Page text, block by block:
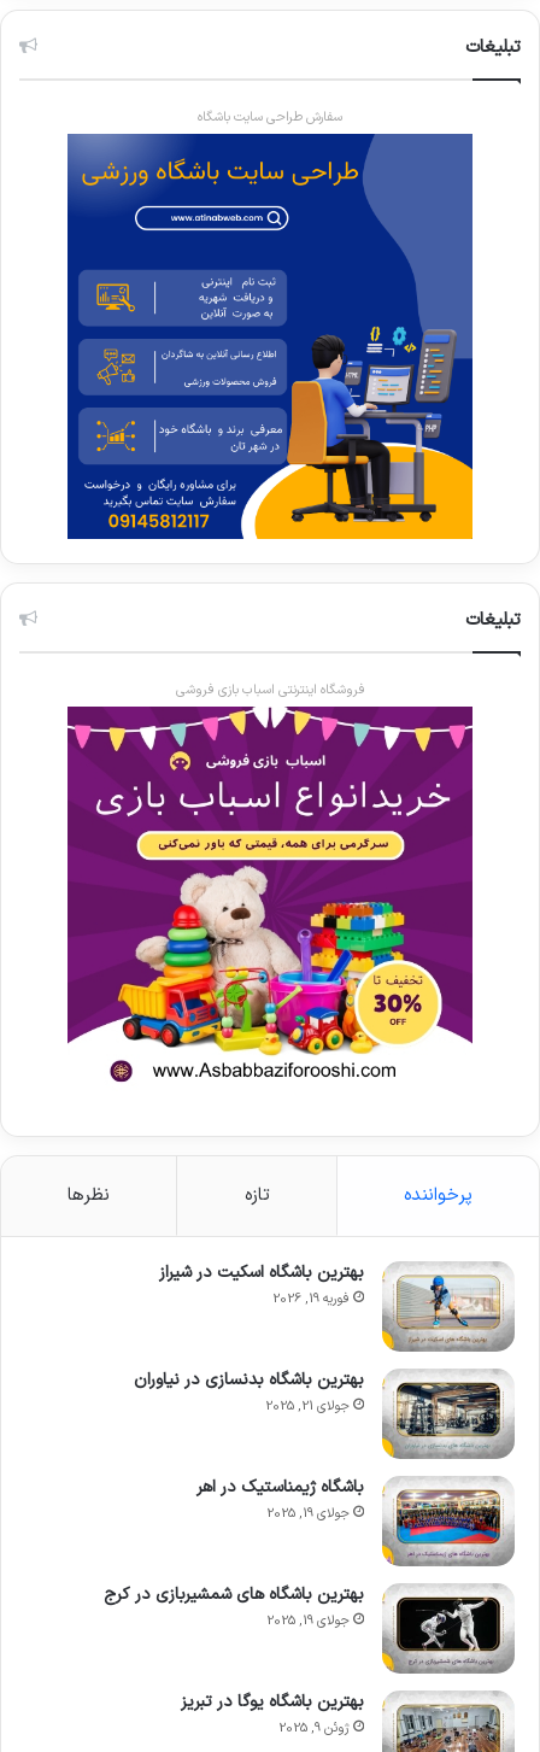
تبلیغات
سفارش طراحی سایت باشگاه
تبلیغات
فروشگاه اینترنتی اسباب بازی فروشی
پرخواننده تازه نظرها
بهترین باشگاه اسکیت در شیراز
فوریه 19, 2026
بهترین باشگاه بدنسازی در نیاوران
جولای 21, 2025
باشگاه ژیمناستیک در اهر
جولای 19, 2025
بهترین باشگاه های شمشیربازی در کرج
جولای 19, 2025
بهترین باشگاه یوگا در تبریز
ژوئن 9, 2025